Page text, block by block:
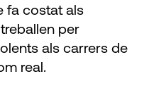
fa costat als
per
als carrers de
real.